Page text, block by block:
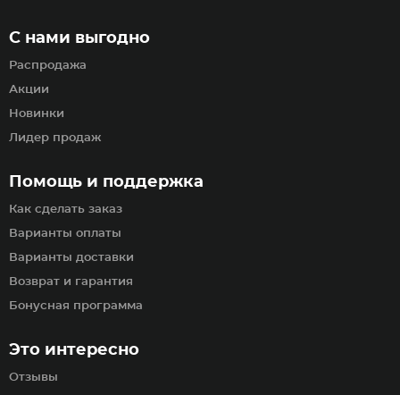
Помощь и поддержка
Как сделать заказ
Варианты оплаты
Варианты доставки
Возврат и гарантия
Бонусная программа
С нами выгодно
Распродажа
Акции
Новинки
Лидер продаж
Это интересно
Отзывы